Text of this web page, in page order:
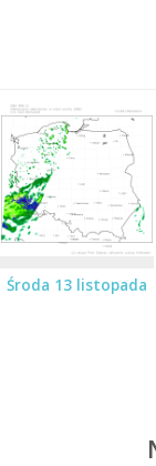
Środa 13 listopada